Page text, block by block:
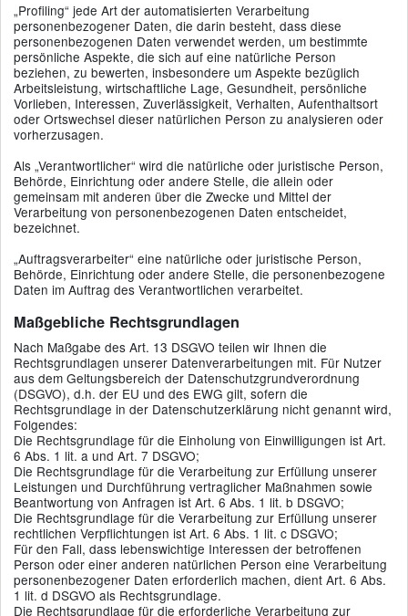
„Profiling“ jede Art der automatisierten Verarbeitung
personenbezogener Daten, die darin besteht, dass diese
personenbezogenen Daten verwendet werden, um bestimmte
persönliche Aspekte, die sich auf eine natürliche Person
beziehen, zu bewerten, insbesondere um Aspekte bezüglich
Arbeitsleistung, wirtschaftliche Lage, Gesundheit, persönliche
Vorlieben, Interessen, Zuverlässigkeit, Verhalten, Aufenthaltsort
oder Ortswechsel dieser natürlichen Person zu analysieren oder
vorherzusagen.
Als „Verantwortlicher“ wird die natürliche oder juristische Person,
Behörde, Einrichtung oder andere Stelle, die allein oder
gemeinsam mit anderen über die Zwecke und Mittel der
Verarbeitung von personenbezogenen Daten entscheidet,
bezeichnet.
„Auftragsverarbeiter“ eine natürliche oder juristische Person,
Behörde, Einrichtung oder andere Stelle, die personenbezogene
Daten im Auftrag des Verantwortlichen verarbeitet.
Maßgebliche Rechtsgrundlagen
Nach Maßgabe des Art. 13 DSGVO teilen wir Ihnen die
Rechtsgrundlagen unserer Datenverarbeitungen mit. Für Nutzer
aus dem Geltungsbereich der Datenschutzgrundverordnung
(DSGVO), d.h. der EU und des EWG gilt, sofern die
Rechtsgrundlage in der Datenschutzerklärung nicht genannt wird,
Folgendes:
Die Rechtsgrundlage für die Einholung von Einwilligungen ist Art.
6 Abs. 1 lit. a und Art. 7 DSGVO;
Die Rechtsgrundlage für die Verarbeitung zur Erfüllung unserer
Leistungen und Durchführung vertraglicher Maßnahmen sowie
Beantwortung von Anfragen ist Art. 6 Abs. 1 lit. b DSGVO;
Die Rechtsgrundlage für die Verarbeitung zur Erfüllung unserer
rechtlichen Verpflichtungen ist Art. 6 Abs. 1 lit. c DSGVO;
Für den Fall, dass lebenswichtige Interessen der betroffenen
Person oder einer anderen natürlichen Person eine Verarbeitung
personenbezogener Daten erforderlich machen, dient Art. 6 Abs.
1 lit. d DSGVO als Rechtsgrundlage.
Die Rechtsgrundlage für die erforderliche Verarbeitung zur